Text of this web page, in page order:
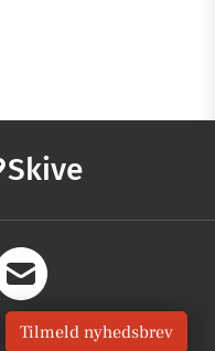
Skive
Tilmeld nyhedsbrev